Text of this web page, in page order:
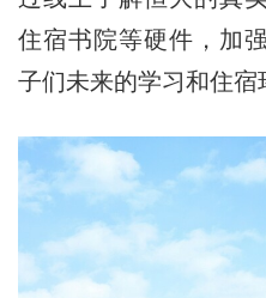
住宿书院等硬件，加
子们未来的学习和住宿